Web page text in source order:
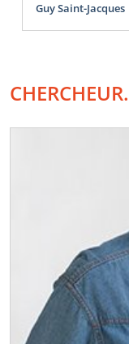
Guy Saint-Jacques